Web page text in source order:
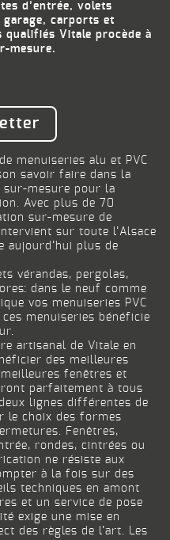
d’entrée, volets
carports et
qualifiés Vitale procède à
mesure.
menuiseries alu et PVC
savoir faire dans la
mesure pour la
Avec plus de 70
sur-mesure de
sur toute l’Alsace
aujourd’hui plus de
vérandas, pergolas,
dans le neuf comme
vos menuiseries PVC
menuiseries bénéficie
artisanal de Vitale en
des meilleures
fenêtres et
parfaitement à tous
lignes différentes de
le choix des formes
Fenêtres,
rondes, cintrées ou
ne résiste aux
à la fois sur des
techniques en amont
et un service de pose
exige une mise en
des règles de l’art. Les